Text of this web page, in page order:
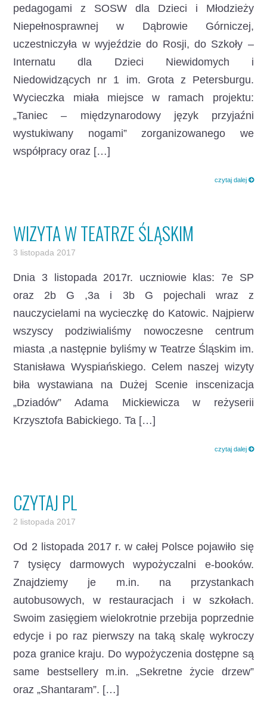
pedagogami z SOSW dla Dzieci i Młodzieży
Niepełnosprawnej w Dąbrowie Górniczej,
uczestniczyła w wyjeździe do Rosji, do Szkoły –
Internatu dla Dzieci Niewidomych i
Niedowidzących nr 1 im. Grota z Petersburgu.
Wycieczka miała miejsce w ramach projektu:
„Taniec – międzynarodowy język przyjaźni
wystukiwany nogami” zorganizowanego we
współpracy oraz […]
czytaj dalej
WIZYTA W TEATRZE ŚLĄSKIM
3 listopada 2017
Dnia 3 listopada 2017r. uczniowie klas: 7e SP
oraz 2b G ,3a i 3b G pojechali wraz z
nauczycielami na wycieczkę do Katowic. Najpierw
wszyscy podziwialiśmy nowoczesne centrum
miasta ,a następnie byliśmy w Teatrze Śląskim im.
Stanisława Wyspiańskiego. Celem naszej wizyty
biła wystawiana na Dużej Scenie inscenizacja
„Dziadów” Adama Mickiewicza w reżyserii
Krzysztofa Babickiego. Ta […]
czytaj dalej
CZYTAJ PL
2 listopada 2017
Od 2 listopada 2017 r. w całej Polsce pojawiło się
7 tysięcy darmowych wypożyczalni e-booków.
Znajdziemy je m.in. na przystankach
autobusowych, w restauracjach i w szkołach.
Swoim zasięgiem wielokrotnie przebija poprzednie
edycje i po raz pierwszy na taką skalę wykroczy
poza granice kraju. Do wypożyczenia dostępne są
same bestsellery m.in. „Sekretne życie drzew”
oraz „Shantaram”. […]